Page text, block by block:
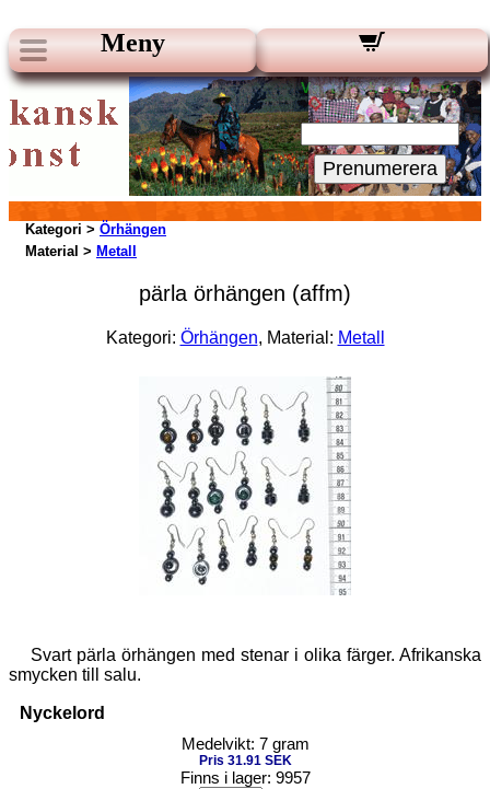
Meny
Vart Nyhetsbrev:
Din e-post:
Prenumerera
Kategori > Örhängen
Material > Metall
pärla örhängen (affm)
Kategori: Örhängen, Material: Metall
Svart pärla örhängen med stenar i olika färger. Afrikanska
smycken till salu.
Nyckelord
Medelvikt: 7 gram
Pris 31.91 SEK
Finns i lager: 9957